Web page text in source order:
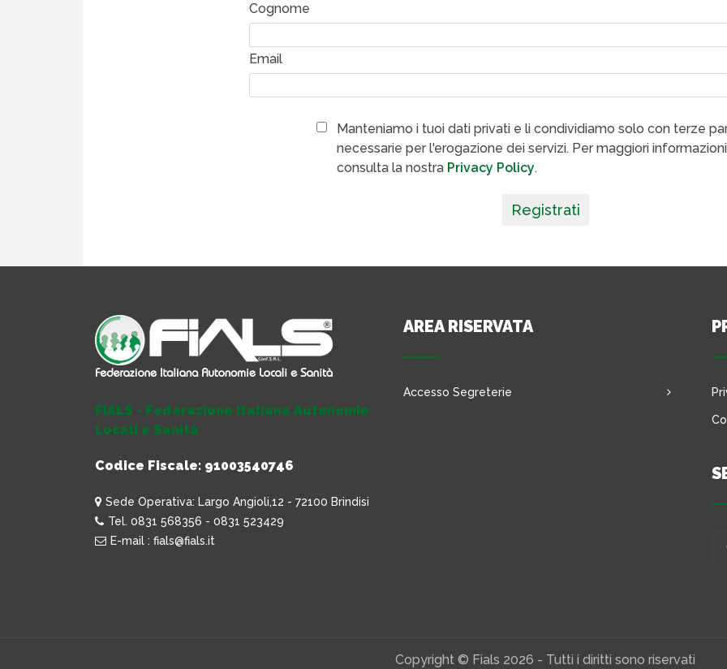
Cognome
Email
Manteniamo i tuoi dati privati e li condividiamo solo con terze
necessarie per l'erogazione dei servizi. Per maggiori
consulta la nostra Privacy Policy.
Registrati
FIALS - Federazione Italiana Autonomie
Locali e Sanità
Codice Fiscale: 91003540746
Sede Operativa: Largo Angioli,12 - 72100 Brindisi
Tel. 0831 568356 - 0831 523429
E-mail : fials@fials.it
AREA RISERVATA
Accesso Segreterie
Copyright © Fials 2026 - Tutti i diritti sono riservati